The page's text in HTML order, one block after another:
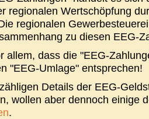
regionalen Wertschöpfung
regionalen
zu diesen EEG-
allem, dass die "EEG-
"EEG-Umlage" entsprechen!
Details der EEG-
wollen aber dennoch einige
.